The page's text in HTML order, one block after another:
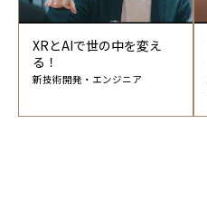
XRとAIで世の中を変え
る！
新技術開発・エンジニア